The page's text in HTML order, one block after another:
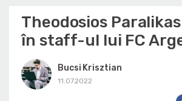
Theodosios
în staff-ul lui FC
Bucsi Krisztian
11.07.2022